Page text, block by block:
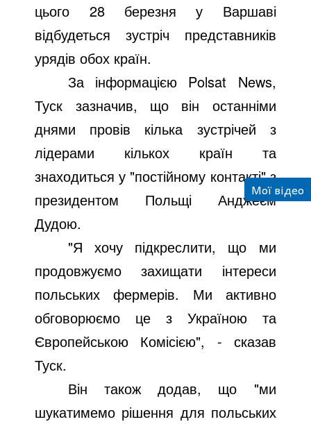
цього 28 березня у Варшаві
відбудеться зустріч представників
урядів обох країн.
За інформацією Polsat News,
Туск зазначив, що він останніми
днями провів кілька зустрічей з
лідерами кількох країн та
знаходиться у "постійному контакті" з
президентом Польщі Анджеєм
Дудою.
"Я хочу підкреслити, що ми
продовжуємо захищати інтереси
польських фермерів. Ми активно
обговорюємо це з Україною та
Європейською Комісією", - сказав
Туск.
Він також додав, що "ми
шукатимемо рішення для польських
Мої відео